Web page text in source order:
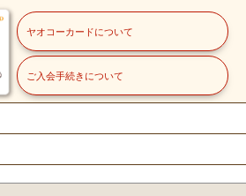
ヤオコーカードについて
ご入会手続きについて